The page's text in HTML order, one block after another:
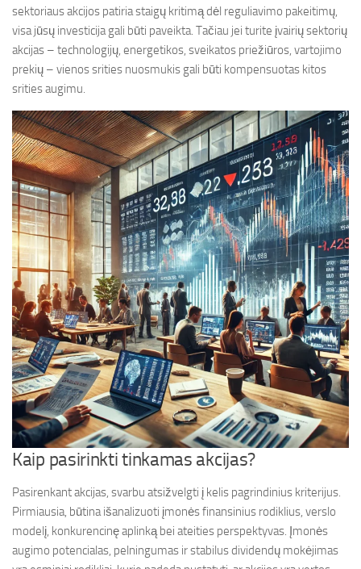
sektoriaus akcijos patiria staigų kritimą dėl reguliavimo pakeitimų,
visa jūsų investicija gali būti paveikta. Tačiau jei turite įvairių sektorių
akcijas – technologijų, energetikos, sveikatos priežiūros, vartojimo
prekių – vienos srities nuosmukis gali būti kompensuotas kitos
srities augimu.
Kaip pasirinkti tinkamas akcijas?
Pasirenkant akcijas, svarbu atsižvelgti į kelis pagrindinius kriterijus.
Pirmiausia, būtina išanalizuoti įmonės finansinius rodiklius, verslo
modelį, konkurencinę aplinką bei ateities perspektyvas. Įmonės
augimo potencialas, pelningumas ir stabilus dividendų mokėjimas